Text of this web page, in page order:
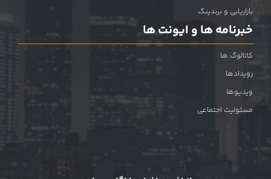
بازاریابی و برندینگ
خبرنامه ها و ایونت ها
کاتالوگ ها
رویدادها
ویدیوها
مسئولیت اجتماعی